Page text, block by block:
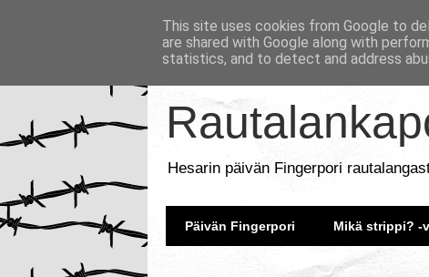
Hesarin päivän Fingerpori
Päivän Fingerpori Mikä strippi? -
This site uses cookies from Google to
are shared with Google along with
statistics, and to detect and address